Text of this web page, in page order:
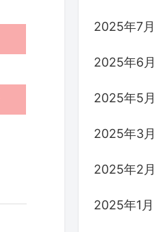
2025年7月
2025年6月
2025年5月
2025年3月
2025年2月
2025年1月